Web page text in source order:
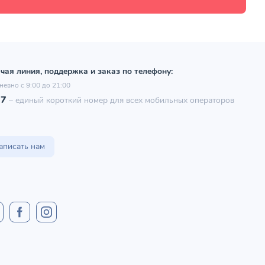
линия, поддержка и заказ по телефону:
с 9:00 до 21:00
– единый короткий номер для всех мобильных операторов
нам